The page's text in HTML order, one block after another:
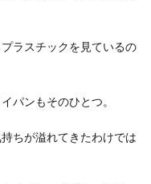
ラスチックを見ているの
パンもそのひとつ。
ちが溢れてきたわけでは